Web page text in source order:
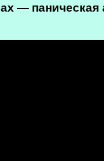
— паническая